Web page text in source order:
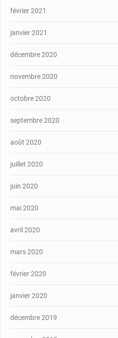
février 2021
janvier 2021
décembre 2020
novembre 2020
octobre 2020
septembre 2020
août 2020
juillet 2020
juin 2020
mai 2020
avril 2020
mars 2020
février 2020
janvier 2020
décembre 2019